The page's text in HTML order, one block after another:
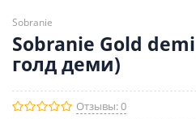
Sobranie
Sobranie Gold
голд деми)
Отзывы: 0